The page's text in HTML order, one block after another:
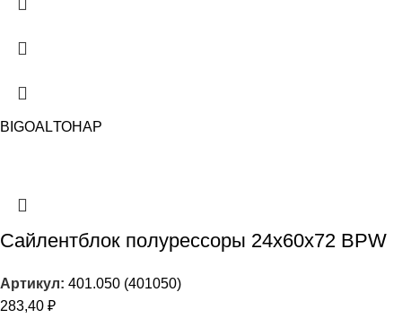
BIGOALТОНАР
Сайлентблок полурессоры 24х60х72 BPW
Артикул: 401.050 (401050)
283,40 ₽